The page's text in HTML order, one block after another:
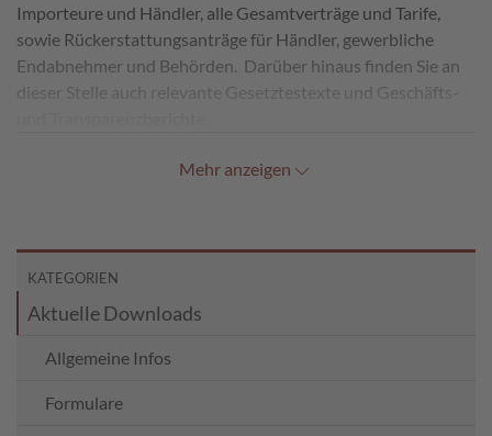
Importeure und Händler, alle Gesamtverträge und Tarife,
sowie Rückerstattungsanträge für Händler, gewerbliche
Endabnehmer und Behörden. Darüber hinaus finden Sie an
dieser Stelle auch relevante Gesetztestexte und Geschäfts-
Mehr anzeigen
KATEGORIEN
Aktuelle Downloads
Allgemeine Infos
Formulare